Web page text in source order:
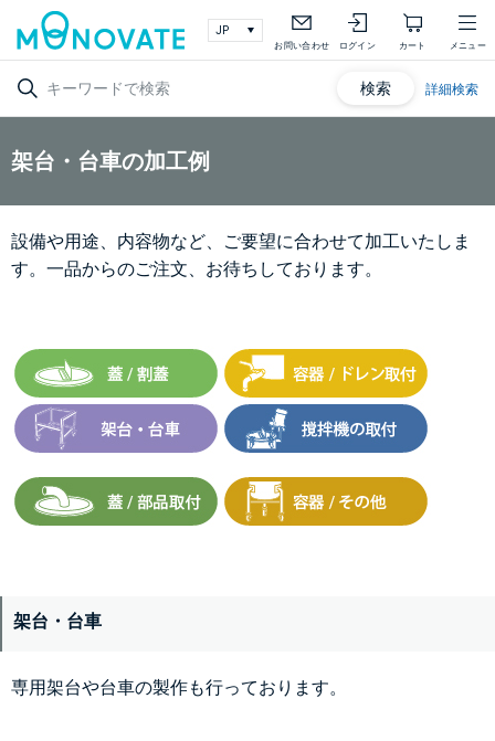
お問い合わせ ログイン カート メニュー
検索 詳細検索
架台・台車の加工例
設備や用途、内容物など、ご要望に合わせて加工いたしま
す。一品からのご注文、お待ちしております。
架台・台車
専用架台や台車の製作も行っております。